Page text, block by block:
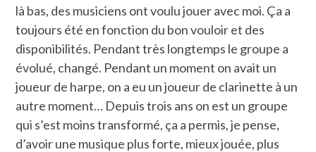
là bas, des musiciens ont voulu jouer avec moi. Ça a
toujours été en fonction du bon vouloir et des
disponibilités. Pendant très longtemps le groupe a
évolué, changé. Pendant un moment on avait un
joueur de harpe, on a eu un joueur de clarinette à un
autre moment… Depuis trois ans on est un groupe
qui s’est moins transformé, ça a permis, je pense,
d’avoir une musique plus forte, mieux jouée, plus